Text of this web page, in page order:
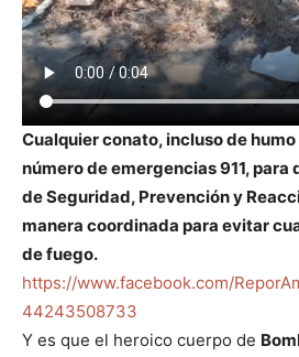
Cualquier conato, incluso de
número de emergencias 911, para
de Seguridad, Prevención y
manera coordinada para evitar
de fuego.
https://www.facebook.com/
44243508733
Y es que el heroico cuerpo de